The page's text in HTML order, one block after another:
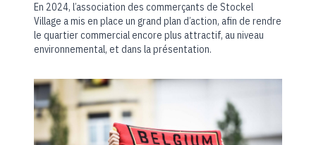
En 2024, l’association des commerçants de Stockel
Village a mis en place un grand plan d’action, afin de rendre
le quartier commercial encore plus attractif, au niveau
environnemental, et dans la présentation.